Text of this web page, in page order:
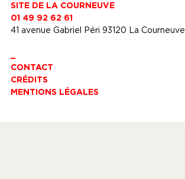
SITE DE LA COURNEUVE
01 49 92 62 61
41 avenue Gabriel Péri 93120 La Courneuve
CONTACT
CRÉDITS
MENTIONS LÉGALES